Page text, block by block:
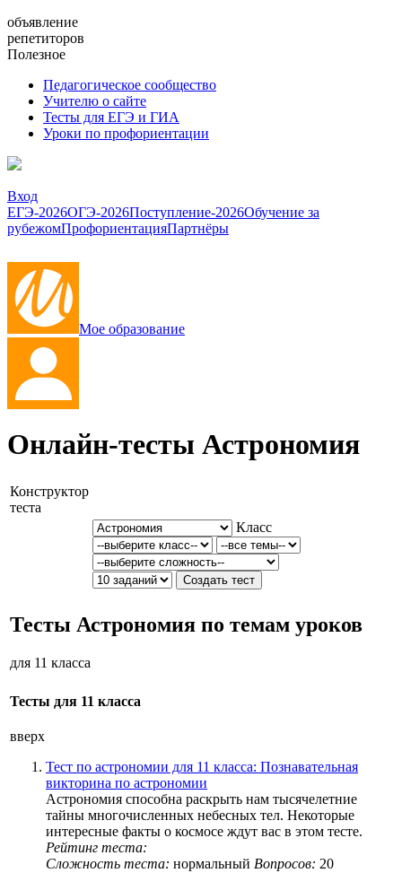
объявление
репетиторов
Полезное
Педагогическое сообщество
Учителю о сайте
Тесты для ЕГЭ и ГИА
Уроки по профориентации
Вход
ЕГЭ-2026ОГЭ-2026Поступление-2026Обучение за
рубежомПрофориентацияПартнёры
Мое образование
Онлайн-тесты Астрономия
Конструктор
теста
Класс
Тесты Астрономия по темам уроков
для 11 класса
Тесты для 11 класса
вверх
Тест по астрономии для 11 класса: Познавательная
викторина по астрономии
Астрономия способна раскрыть нам тысячелетние
тайны многочисленных небесных тел. Некоторые
интересные факты о космосе ждут вас в этом тесте.
Рейтинг теста:
Сложность теста: нормальный Вопросов: 20